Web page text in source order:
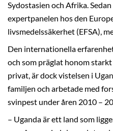
Sydostasien och Afrika.
expertpanelen hos den
livsmedelssäkerhet (EFSA),
Den internationella
och som präglat honom
privat, är dock vistelsen i
familjen och arbetade med
svinpest under åren 2010 –
– Uganda är ett land som